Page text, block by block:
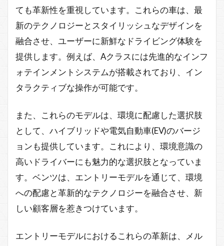
ても革新性を重視しています。これらの車は、最
新のテクノロジーとスタイリッシュなデザインを
融合させ、ユーザーに新鮮なドライビング体験を
提供します。例えば、Aクラスには先進的なインフ
ォテインメントシステムが搭載されており、イン
タラクティブな操作が可能です。
また、これらのモデルは、環境に配慮した選択肢
として、ハイブリッドや電気自動車(EV)のバージ
ョンも提供しています。これにより、環境意識の
高いドライバーにも魅力的な選択肢となっていま
す。ベンツは、エントリーモデルを通じて、環境
への配慮と革新的なテクノロジーを融合させ、新
しい顧客層を惹きつけています。
エントリーモデルにおけるこれらの革新は、メル